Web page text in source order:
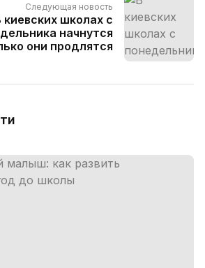
Следующая новость
киевских школах с
начнутся
они продлятся